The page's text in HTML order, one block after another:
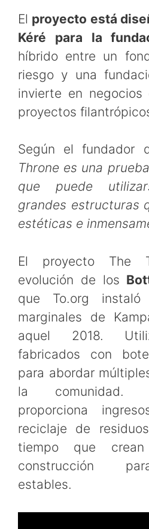
El proyecto está
Kéré para la
híbrido entre un
riesgo y una
invierte en
proyectos
Según el fundador
Throne es una
que puede
grandes estructuras
estéticas e
El proyecto The
evolución de los
que To.org
marginales de
aquel 2018.
fabricados con
para abordar
la comunidad.
proporciona
reciclaje de
tiempo que
construcción
estables.